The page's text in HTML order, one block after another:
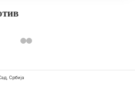
Србија